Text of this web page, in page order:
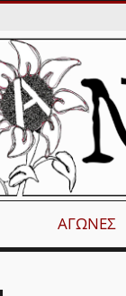
ΑΓΏΝΕΣ